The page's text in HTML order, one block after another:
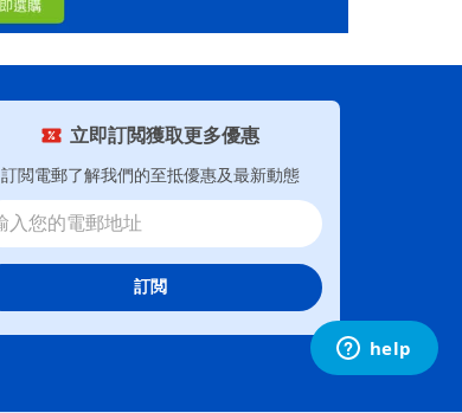
立即訂閲獲取更多優惠
訂閲電郵了解我們的至抵優惠及最新動態
訂閲